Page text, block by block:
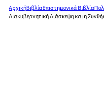
ΑρχικήΒιβλίαΕπιστημονικά Βιβλία
Διακυβερνητική Διάσκεψη και η